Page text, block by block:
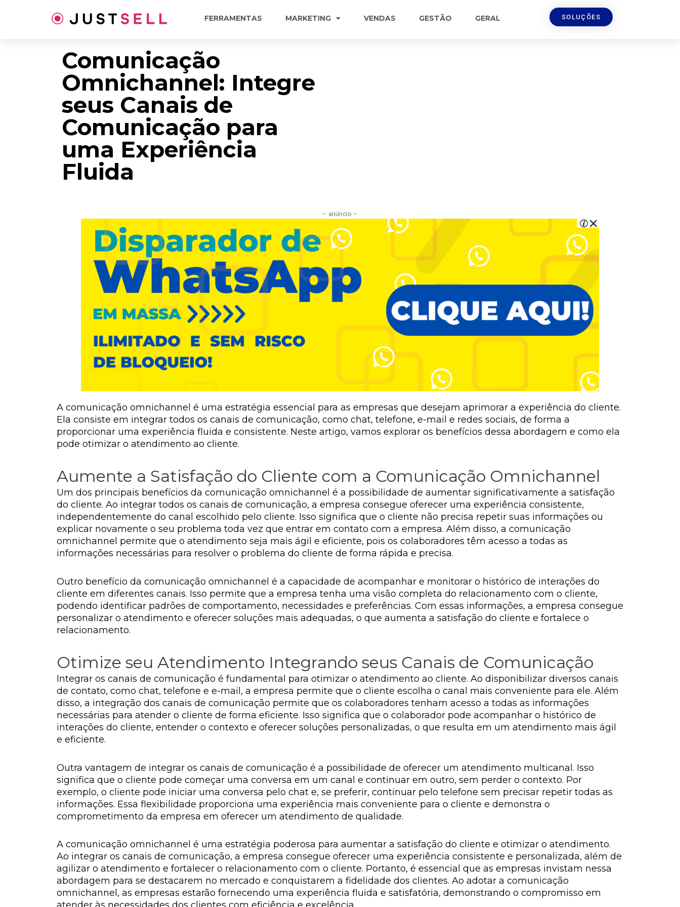
FERRAMENTAS MARKETING VENDAS GESTÃO GERAL SOLUÇÕES
Comunicação
Omnichannel: Integre
seus Canais de
Comunicação para
uma Experiência
Fluida
– anúncio –
A comunicação omnichannel é uma estratégia essencial para as empresas que desejam aprimorar a experiência do cliente.
Ela consiste em integrar todos os canais de comunicação, como chat, telefone, e-mail e redes sociais, de forma a
proporcionar uma experiência fluida e consistente. Neste artigo, vamos explorar os benefícios dessa abordagem e como ela
pode otimizar o atendimento ao cliente.
Aumente a Satisfação do Cliente com a Comunicação Omnichannel
Um dos principais benefícios da comunicação omnichannel é a possibilidade de aumentar significativamente a satisfação
do cliente. Ao integrar todos os canais de comunicação, a empresa consegue oferecer uma experiência consistente,
independentemente do canal escolhido pelo cliente. Isso significa que o cliente não precisa repetir suas informações ou
explicar novamente o seu problema toda vez que entrar em contato com a empresa. Além disso, a comunicação
omnichannel permite que o atendimento seja mais ágil e eficiente, pois os colaboradores têm acesso a todas as
informações necessárias para resolver o problema do cliente de forma rápida e precisa.
Outro benefício da comunicação omnichannel é a capacidade de acompanhar e monitorar o histórico de interações do
cliente em diferentes canais. Isso permite que a empresa tenha uma visão completa do relacionamento com o cliente,
podendo identificar padrões de comportamento, necessidades e preferências. Com essas informações, a empresa consegue
personalizar o atendimento e oferecer soluções mais adequadas, o que aumenta a satisfação do cliente e fortalece o
relacionamento.
Otimize seu Atendimento Integrando seus Canais de Comunicação
Integrar os canais de comunicação é fundamental para otimizar o atendimento ao cliente. Ao disponibilizar diversos canais
de contato, como chat, telefone e e-mail, a empresa permite que o cliente escolha o canal mais conveniente para ele. Além
disso, a integração dos canais de comunicação permite que os colaboradores tenham acesso a todas as informações
necessárias para atender o cliente de forma eficiente. Isso significa que o colaborador pode acompanhar o histórico de
interações do cliente, entender o contexto e oferecer soluções personalizadas, o que resulta em um atendimento mais ágil
e eficiente.
Outra vantagem de integrar os canais de comunicação é a possibilidade de oferecer um atendimento multicanal. Isso
significa que o cliente pode começar uma conversa em um canal e continuar em outro, sem perder o contexto. Por
exemplo, o cliente pode iniciar uma conversa pelo chat e, se preferir, continuar pelo telefone sem precisar repetir todas as
informações. Essa flexibilidade proporciona uma experiência mais conveniente para o cliente e demonstra o
comprometimento da empresa em oferecer um atendimento de qualidade.
A comunicação omnichannel é uma estratégia poderosa para aumentar a satisfação do cliente e otimizar o atendimento.
Ao integrar os canais de comunicação, a empresa consegue oferecer uma experiência consistente e personalizada, além de
agilizar o atendimento e fortalecer o relacionamento com o cliente. Portanto, é essencial que as empresas invistam nessa
abordagem para se destacarem no mercado e conquistarem a fidelidade dos clientes. Ao adotar a comunicação
omnichannel, as empresas estarão fornecendo uma experiência fluida e satisfatória, demonstrando o compromisso em